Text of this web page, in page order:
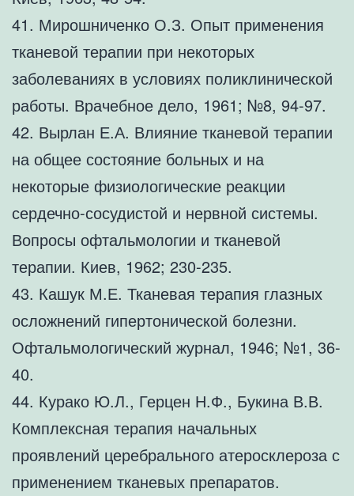
41. Мирошниченко О.З. Опыт применения
тканевой терапии при некоторых
заболеваниях в условиях поликлинической
работы. Врачебное дело, 1961; №8, 94-97.
42. Вырлан Е.А. Влияние тканевой терапии
на общее состояние больных и на
некоторые физиологические реакции
сердечно-сосудистой и нервной системы.
Вопросы офтальмологии и тканевой
терапии. Киев, 1962; 230-235.
43. Кашук М.Е. Тканевая терапия глазных
осложнений гипертонической болезни.
Офтальмологический журнал, 1946; №1, 36-
40.
44. Курако Ю.Л., Герцен Н.Ф., Букина В.В.
Комплексная терапия начальных
проявлений церебрального атеросклероза с
применением тканевых препаратов.